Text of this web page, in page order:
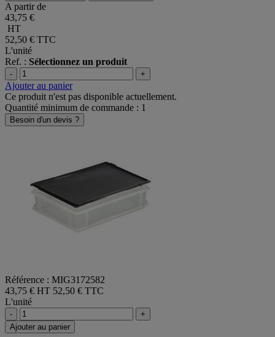
A partir de
43,75 €
HT
52,50 € TTC
L'unité
Ref. : Sélectionnez un produit
- +
Ajouter au panier
Ce produit n'est pas disponible actuellement.
Quantité minimum de commande : 1
Besoin d'un devis ?
Référence : MIG3172582
43,75 € HT 52,50 € TTC
L'unité
-
+
Ajouter au panier